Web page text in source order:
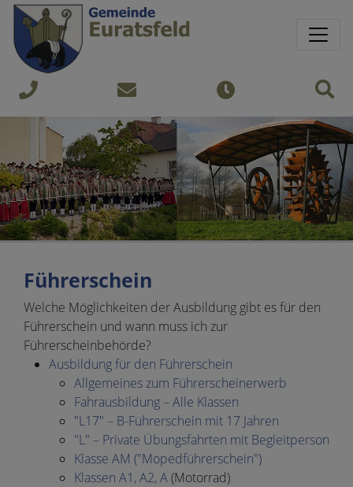
Sprungmarken
Springe direkt zu:
+43
7474
240
gemeinde@euratsfeld.gv.at
Öffnungszeiten
Führerschein
Welche Möglichkeiten der Ausbildung gibt es für den
Führerschein und wann muss ich zur
Führerscheinbehörde?
Ausbildung für den Führerschein
Allgemeines zum Führerscheinerwerb
Fahrausbildung – Alle Klassen
"L17" – B-Führerschein mit 17 Jahren
"L" – Private Übungsfahrten mit Begleitperson
Klasse AM ("Mopedführerschein")
Klassen A1, A2, A(Motorrad)